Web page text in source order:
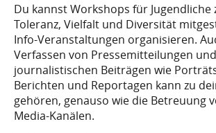
Du kannst Workshops für Jugendliche
Toleranz, Vielfalt und Diversität
Info-Veranstaltungen organisieren.
Verfassen von Pressemitteilungen und
journalistischen Beiträgen wie
Berichten und Reportagen kann zu
gehören, genauso wie die Betreuung
Media-Kanälen.